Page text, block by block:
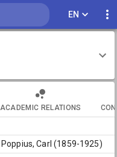
EN
ACADEMIC RELATIONS
Poppius, Carl (1859-1925)